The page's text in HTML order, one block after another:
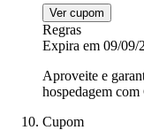
Ver cupom
Regras
Expira em 09/09/
Aproveite e
hospedagem
Cupom